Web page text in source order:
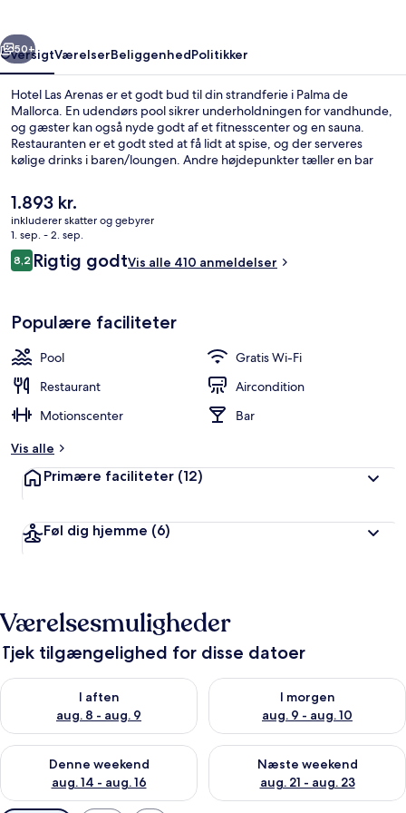
Næste
50+
OversigtVærelserBeliggenhedPolitikker
Hotel Las Arenas er et godt bud til din strandferie i Palma de
Mallorca. En udendørs pool sikrer underholdningen for vandhunde,
og gæster kan også nyde godt af et fitnesscenter og en sauna.
Restauranten er et godt sted at få lidt at spise, og der serveres
kølige drinks i baren/loungen. Andre højdepunkter tæller en bar
Den
nuværende
pris
er
1.893 kr.
1.893 kr.
inkluderer skatter og gebyrer
1. sep. - 2. sep.
Anmeldelser
8,28,2 ud af 10.
Rigtig godtVis alle 410 anmeldelser
Populære faciliteter
Pool
Gratis Wi-Fi
Restaurant
Aircondition
Motionscenter
Bar
Vis alle
Primære faciliteter (12)
Føl dig hjemme (6)
Værelsesmuligheder
Tjek tilgængelighed for disse datoer
I aften
aug. 8 - aug. 9
Tjek tilgængelighed for i aften aug. 8 - aug. 9
I morgen
aug. 9 - aug. 10
Tjek tilgængelighed for i
Denne weekend
aug. 14 - aug. 16
Tjek tilgængelighed for denne weekend aug. 14 - aug. 16
Næste weekend
aug. 21 - aug. 23
Tjek tilgængelighed for næste